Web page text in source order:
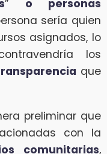
” o personas
sería quien
asignados, lo
los
que
preliminar que
con la
comunitarias,